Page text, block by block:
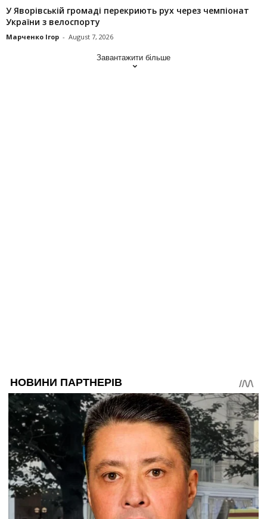
У Яворівській громаді перекриють рух через чемпіонат
України з велоспорту
Марченко Ігор - August 7, 2026
Завантажити більше